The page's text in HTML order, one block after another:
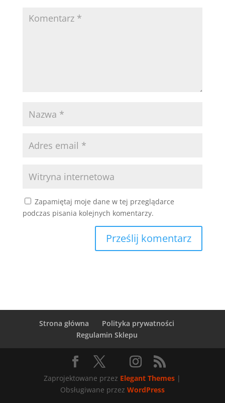
Zapamiętaj moje dane w tej przeglądarce
podczas pisania kolejnych komentarzy.
Strona główna
Polityka prywatności
Regulamin Sklepu
Zaprojektowane przez Elegant Themes |
Obsługiwane przez WordPress